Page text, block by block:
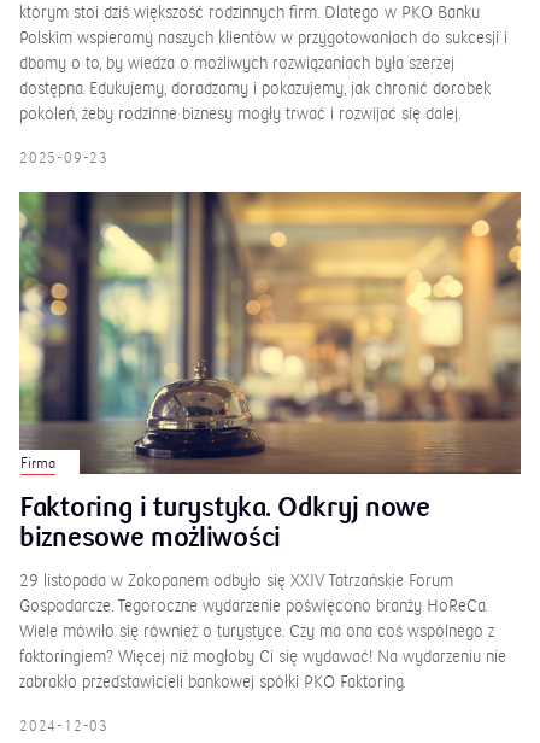
sukcesję planuje zaledwie niewielka część z nich – a tylko 1 na 10
młodych deklaruje chęć przejęcia biznesu rodziców. To wyzwanie, przed
którym stoi dziś większość rodzinnych firm. Dlatego w PKO Banku
Polskim wspieramy naszych klientów w przygotowaniach do sukcesji i
dbamy o to, by wiedza o możliwych rozwiązaniach była szerzej
pokoleń, żeby rodzinne biznesy mogły trwać i rozwijać się dalej.
2025-09-23
Firma
Faktoring i turystyka. Odkryj nowe
biznesowe możliwości
29 listopada w Zakopanem odbyło się XXIV Tatrzańskie Forum
Gospodarcze. Tegoroczne wydarzenie poświęcono branży HoReCa.
Wiele mówiło się również o turystyce. Czy ma ona coś wspólnego z
zabrakło przedstawicieli bankowej spółki PKO Faktoring.